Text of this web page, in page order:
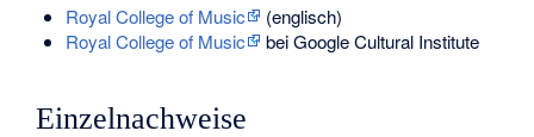
Royal College of Music
(englisch)
Royal College of Music
bei Google Cultural Institute
Einzelnachweise